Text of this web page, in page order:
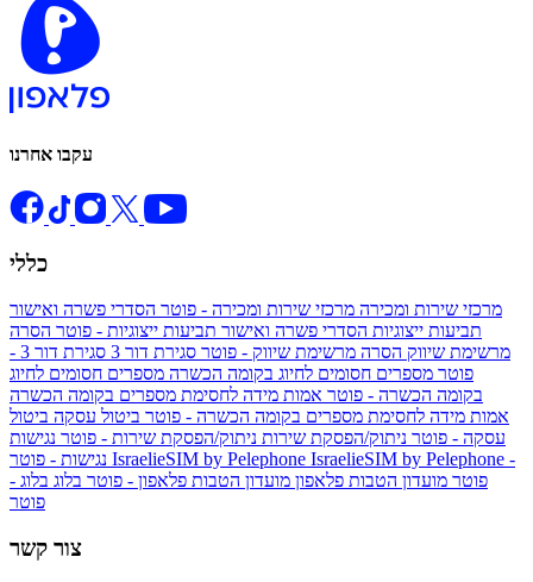
עקבו אחרנו
כללי
מרכזי שירות ומכירה מרכזי שירות ומכירה - פוטר הסדרי פשרה ואישור
תביעות ייצוגיות הסדרי פשרה ואישור תביעות ייצוגיות - פוטר הסרה
מרשימת שיווק הסרה מרשימת שיווק - פוטר סגירת דור 3
סגירת דור 3 -
פוטר מספרים חסומים לחיוג בקומה הכשרה מספרים חסומים לחיוג
בקומה הכשרה - פוטר אמות מידה לחסימת מספרים בקומה הכשרה
אמות מידה לחסימת מספרים בקומה הכשרה - פוטר ביטול עסקה ביטול
עסקה - פוטר ניתוק/הפסקת שירות ניתוק/הפסקת שירות - פוטר נגישות
IsraelieSIM by Pelephone IsraelieSIM by Pelephone -
פוטר מועדון הטבות פלאפון מועדון הטבות פלאפון - פוטר בלוג בלוג -
פוטר
צור קשר